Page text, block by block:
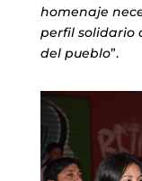
homenaje
perfil solidario
del pueblo”.